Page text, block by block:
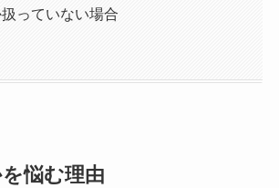
扱っていない場合
悩む理由